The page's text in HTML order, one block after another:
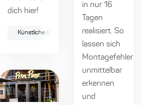
dich hier!
Künstliche Intelligenz Input-Management
in nur 16
Tagen
realisiert. So
lassen sich
Montagefehler
unmittelbar
erkennen
und